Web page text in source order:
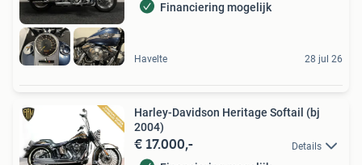
Financiering mogelijk
Havelte 28 jul 26
Harley-Davidson Heritage Softail (bj
2004)
€ 17.000,- Details